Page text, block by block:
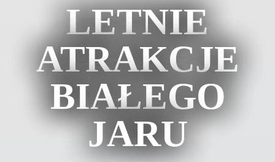
LETNIE
ATRAKCJE
BIAŁEGO
JARU